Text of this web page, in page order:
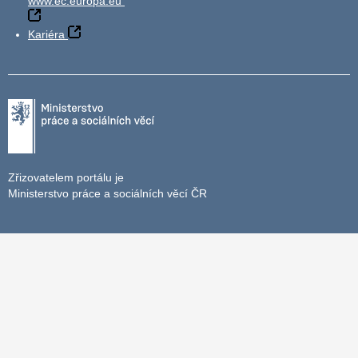
Kariéra
Zřizovatelem portálu je
Ministerstvo práce a sociálních věcí ČR